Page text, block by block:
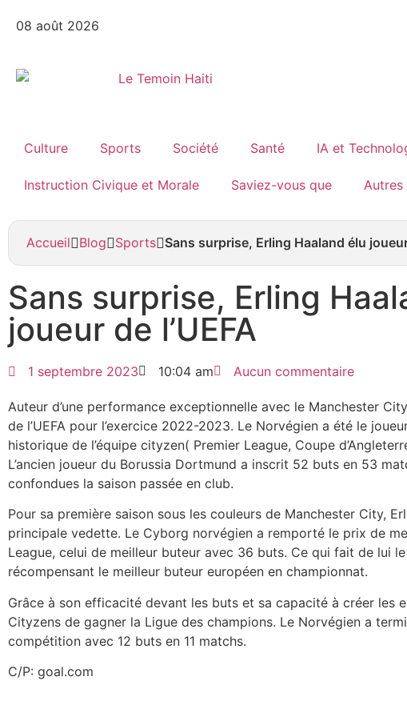
08 août 2026
Culture Sports Société Santé IA et
Instruction Civique et Morale Saviez-vous que Autres
Accueil Blog Sports Sans surprise, Erling Haaland élu joueur
Sans surprise, Erling
joueur de l’UEFA
1 septembre 2023 10:04 am Aucun commentaire
Auteur d’une performance exceptionnelle avec le Manchester
de l’UEFA pour l’exercice 2022-2023. Le Norvégien a été le
historique de l’équipe cityzen( Premier League, Coupe
L’ancien joueur du Borussia Dortmund a inscrit 52 buts en 53
confondues la saison passée en club.
Pour sa première saison sous les couleurs de Manchester City,
principale vedette. Le Cyborg norvégien a remporté le prix de
League, celui de meilleur buteur avec 36 buts. Ce qui fait de lui
récompensant le meilleur buteur européen en championnat.
Grâce à son efficacité devant les buts et sa capacité à créer les
Cityzens de gagner la Ligue des champions. Le Norvégien a
compétition avec 12 buts en 11 matchs.
C/P: goal.com